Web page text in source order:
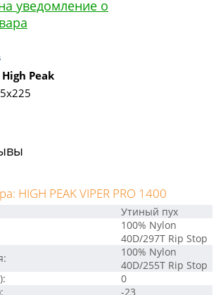
уведомление о
High Peak
HIGH PEAK VIPER PRO 1400
Утиный пух
100% Nylon
40D/297T Rip Stop
100% Nylon
40D/255T Rip Stop
0
-23